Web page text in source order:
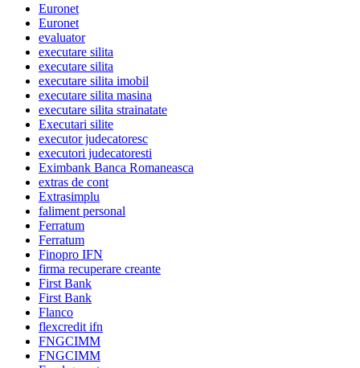
Euronet
Euronet
evaluator
executare silita
executare silita
executare silita imobil
executare silita masina
executare silita strainatate
Executari silite
executor judecatoresc
executori judecatoresti
Eximbank Banca Romaneasca
extras de cont
Extrasimplu
faliment personal
Ferratum
Ferratum
Finopro IFN
firma recuperare creante
First Bank
First Bank
Flanco
flexcredit ifn
FNGCIMM
FNGCIMM